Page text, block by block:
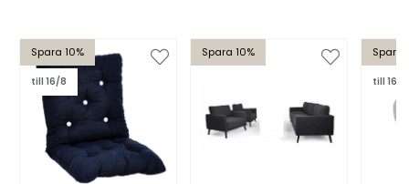
Spara 10%
till 16/8
Spara 10% Spara
till 16/8